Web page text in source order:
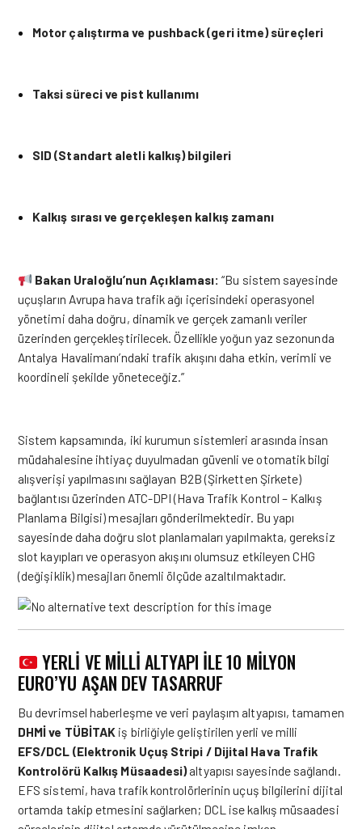
Motor çalıştırma ve pushback (geri itme) süreçleri
Taksi süreci ve pist kullanımı
SID (Standart aletli kalkış) bilgileri
Kalkış sırası ve gerçekleşen kalkış zamanı
Bakan Uraloğlu’nun Açıklaması: “Bu sistem sayesinde
uçuşların Avrupa hava trafik ağı içerisindeki operasyonel
yönetimi daha doğru, dinamik ve gerçek zamanlı veriler
üzerinden gerçekleştirilecek. Özellikle yoğun yaz sezonunda
Antalya Havalimanı’ndaki trafik akışını daha etkin, verimli ve
koordineli şekilde yöneteceğiz.”
Sistem kapsamında, iki kurumun sistemleri arasında insan
müdahalesine ihtiyaç duyulmadan güvenli ve otomatik bilgi
alışverişi yapılmasını sağlayan B2B (Şirketten Şirkete)
bağlantısı üzerinden ATC-DPI (Hava Trafik Kontrol – Kalkış
Planlama Bilgisi) mesajları gönderilmektedir. Bu yapı
sayesinde daha doğru slot planlamaları yapılmakta, gereksiz
slot kayıpları ve operasyon akışını olumsuz etkileyen CHG
(değişiklik) mesajları önemli ölçüde azaltılmaktadır.
YERLI VE MILLI ALTYAPI ILE 10 MILYON
EURO’YU AŞAN DEV TASARRUF
Bu devrimsel haberleşme ve veri paylaşım altyapısı, tamamen
DHMİ ve TÜBİTAK iş birliğiyle geliştirilen yerli ve milli
EFS/DCL (Elektronik Uçuş Stripi / Dijital Hava Trafik
Kontrolörü Kalkış Müsaadesi)altyapısı sayesinde sağlandı.
EFS sistemi, hava trafik kontrolörlerinin uçuş bilgilerini dijital
ortamda takip etmesini sağlarken; DCL ise kalkış müsaadesi